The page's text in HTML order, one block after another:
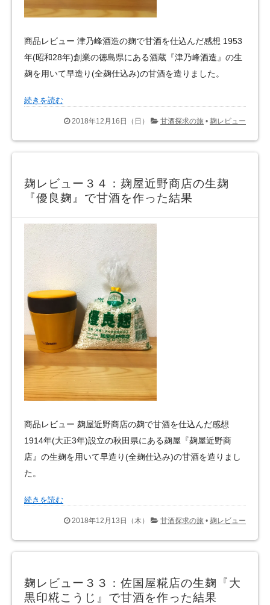
商品レビュー 津乃峰酒造の麹で甘酒を仕込んだ感想 1953
年(昭和28年)創業の徳島県にある酒蔵『津乃峰酒造』の生
麹を用いて早造り(全麹仕込み)の甘酒を造りました。
続きを読む
2018年12月16日（日） 甘酒探求の旅 • 麹レビュー
麹レビュー３４：麹屋近野商店の生麹
『優良麹』で甘酒を作った結果
商品レビュー 麹屋近野商店の麹で甘酒を仕込んだ感想
1914年(大正3年)設立の秋田県にある麹屋『麹屋近野商
店』の生麹を用いて早造り(全麹仕込み)の甘酒を造りまし
た。
続きを読む
2018年12月13日（木） 甘酒探求の旅 • 麹レビュー
麹レビュー３３：佐国屋糀店の生麹『大
黒印糀こうじ』で甘酒を作った結果